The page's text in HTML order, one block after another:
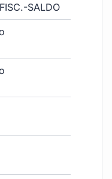
SALDO